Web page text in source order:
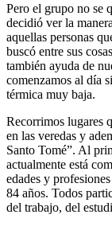
Pero el grupo no se
decidió ver la
aquellas personas
buscó entre sus
también ayuda de
comenzamos al día
térmica muy baja.
Recorrimos lugares
en las veredas y
Santo Tomé”. Al
actualmente está
edades y
84 años. Todos
del trabajo, del